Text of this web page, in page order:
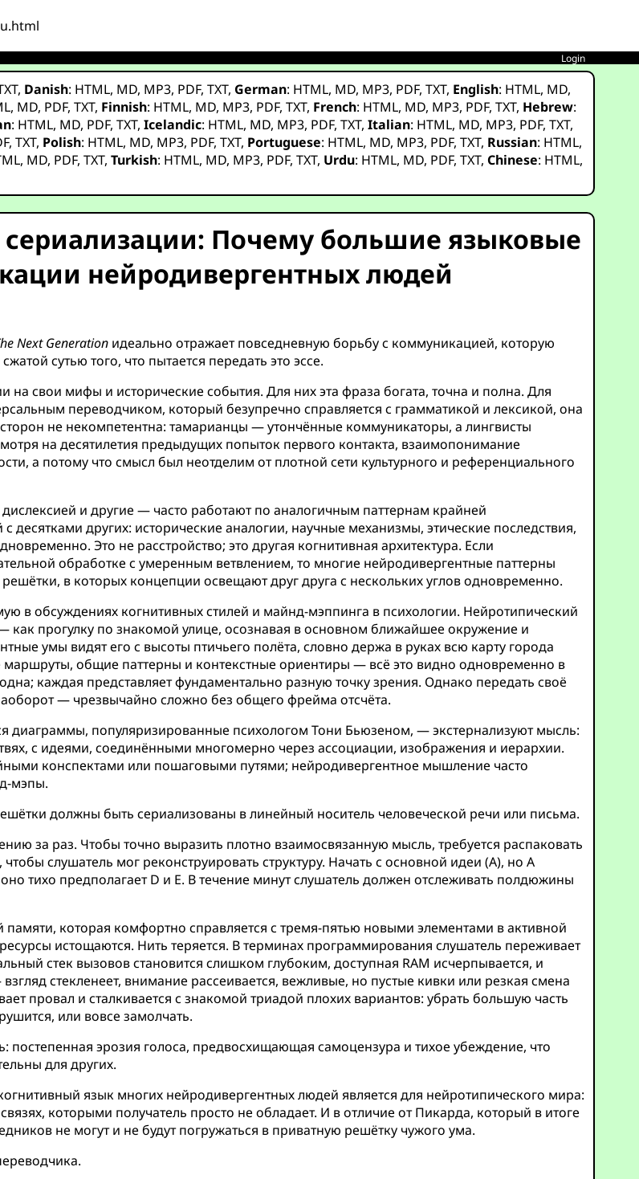
Login
, Danish: HTML, MD, MP3, PDF,TXT, German: HTML, MD, MP3, PDF,TXT, English: HTML, MD,
, MD, PDF,TXT, Finnish: HTML, MD, MP3, PDF,TXT, French: HTML, MD, MP3, PDF,TXT, Hebrew:
: HTML, MD, PDF,TXT,Icelandic: HTML, MD, MP3, PDF,TXT,Italian: HTML, MD, MP3, PDF,TXT,
,TXT, Polish: HTML, MD, MP3, PDF,TXT, Portuguese: HTML, MD, MP3, PDF,TXT, Russian: HTML,
, MD, PDF,TXT,Turkish: HTML, MD, MP3, PDF,TXT, Urdu: HTML, MD, PDF,TXT,Chinese: HTML,
Почему большие языковые
нейродивергентных людей
Next Generation идеально отражает повседневную борьбу с коммуникацией, которую
сутью того, что пытается передать это эссе.
свои мифы и исторические события. Для них эта фраза богата, точна и полна. Для
переводчиком, который безупречно справляется с грамматикой и лексикой, она
не некомпетентна: тамарианцы — утончённые коммуникаторы, а лингвисты
на десятилетия предыдущих попыток первого контакта, взаимопонимание
а потому что смысл был неотделим от плотной сети культурного и референциального
и другие — часто работают по аналогичным паттернам крайней
других: исторические аналогии, научные механизмы, этические последствия,
Это не расстройство; это другая когнитивная архитектура. Если
обработке с умеренным ветвлением, то многие нейродивергентные паттерны
в которых концепции освещают друг друга с нескольких углов одновременно.
в обсуждениях когнитивных стилей и майнд-мэппинга в психологии. Нейротипический
прогулку по знакомой улице, осознавая в основном ближайшее окружение и
умы видят его с высоты птичьего полёта, словно держа в руках всю карту города
общие паттерны и контекстные ориентиры — всё это видно одновременно в
каждая представляет фундаментально разную точку зрения. Однако передать своё
— чрезвычайно сложно без общего фрейма отсчёта.
популяризированные психологом Тони Бьюзеном, — экстернализуют мысль:
с идеями, соединёнными многомерно через ассоциации, изображения и иерархии.
конспектами или пошаговыми путями; нейродивергентное мышление часто
мэпы.
должны быть сериализованы в линейный носитель человеческой речи или письма.
за раз. Чтобы точно выразить плотно взаимосвязанную мысль, требуется распаковать
слушатель мог реконструировать структуру. Начать с основной идеи (A), но A
тихо предполагает D и E. В течение минут слушатель должен отслеживать полдюжины
которая комфортно справляется с тремя-пятью новыми элементами в активной
истощаются. Нить теряется. В терминах программирования слушатель переживает
стек вызовов становится слишком глубоким, доступная RAM исчерпывается, и
стекленеет, внимание рассеивается, вежливые, но пустые кивки или резкая смена
провал и сталкивается с знакомой триадой плохих вариантов: убрать большую часть
или вовсе замолчать.
постепенная эрозия голоса, предвосхищающая самоцензура и тихое убеждение, что
для других.
язык многих нейродивергентных людей является для нейротипического мира:
которыми получатель просто не обладает. И в отличие от Пикарда, который в итоге
не могут и не будут погружаться в приватную решётку чужого ума.